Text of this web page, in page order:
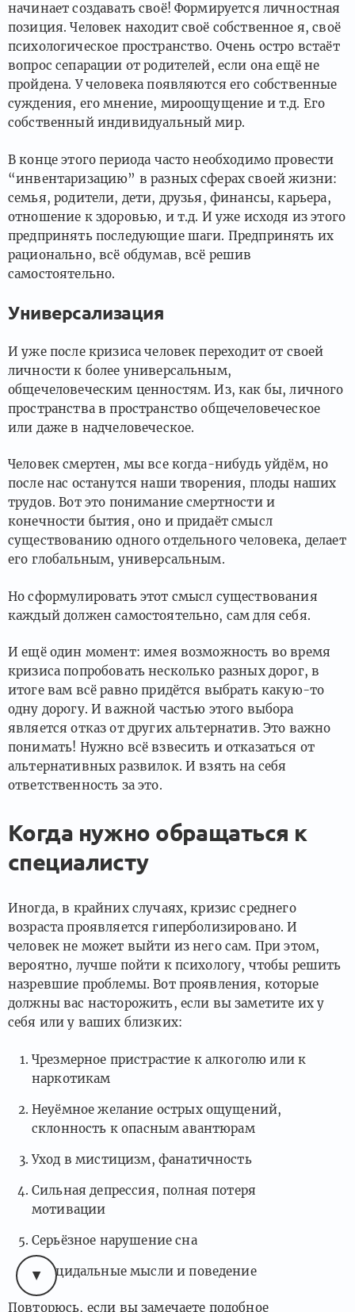
начинает создавать своё! Формируется личностная
позиция. Человек находит своё собственное я, своё
психологическое пространство. Очень остро встаёт
вопрос сепарации от родителей, если она ещё не
пройдена. У человека появляются его собственные
суждения, его мнение, мироощущение и т.д. Его
собственный индивидуальный мир.
В конце этого периода часто необходимо провести
“инвентаризацию” в разных сферах своей жизни:
семья, родители, дети, друзья, финансы, карьера,
отношение к здоровью, и т.д. И уже исходя из этого
предпринять последующие шаги. Предпринять их
рационально, всё обдумав, всё решив
самостоятельно.
Универсализация
И уже после кризиса человек переходит от своей
личности к более универсальным,
общечеловеческим ценностям. Из, как бы, личного
пространства в пространство общечеловеческое
или даже в надчеловеческое.
Человек смертен, мы все когда-нибудь уйдём, но
после нас останутся наши творения, плоды наших
трудов. Вот это понимание смертности и
конечности бытия, оно и придаёт смысл
существованию одного отдельного человека, делает
его глобальным, универсальным.
Но сформулировать этот смысл существования
каждый должен самостоятельно, сам для себя.
И ещё один момент: имея возможность во время
кризиса попробовать несколько разных дорог, в
итоге вам всё равно придётся выбрать какую-то
одну дорогу. И важной частью этого выбора
является отказ от других альтернатив. Это важно
понимать! Нужно всё взвесить и отказаться от
альтернативных развилок. И взять на себя
ответственность за это.
Когда нужно обращаться к
специалисту
Иногда, в крайних случаях, кризис среднего
возраста проявляется гиперболизировано. И
человек не может выйти из него сам. При этом,
вероятно, лучше пойти к психологу, чтобы решить
назревшие проблемы. Вот проявления, которые
должны вас насторожить, если вы заметите их у
себя или у ваших близких:
Чрезмерное пристрастие к алкоголю или к
наркотикам
Неуёмное желание острых ощущений,
склонность к опасным авантюрам
Уход в мистицизм, фанатичность
Сильная депрессия, полная потеря
мотивации
Серьёзное нарушение сна
Суицидальные мысли и поведение
Повторюсь, если вы замечаете подобное